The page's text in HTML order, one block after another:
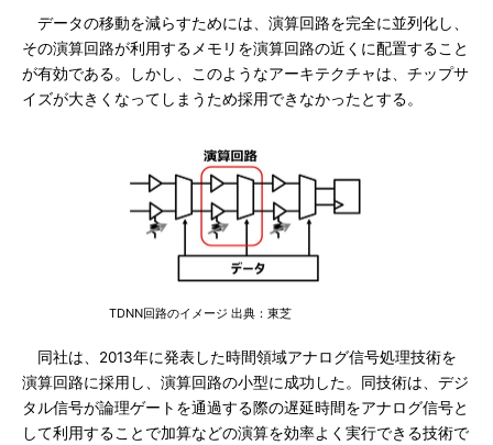
データの移動を減らすためには、演算回路を完全に並列化し、
その演算回路が利用するメモリを演算回路の近くに配置すること
が有効である。しかし、このようなアーキテクチャは、チップサ
イズが大きくなってしまうため採用できなかったとする。
TDNN回路のイメージ 出典：東芝
同社は、2013年に発表した時間領域アナログ信号処理技術を
演算回路に採用し、演算回路の小型に成功した。同技術は、デジ
タル信号が論理ゲートを通過する際の遅延時間をアナログ信号と
して利用することで加算などの演算を効率よく実行できる技術で